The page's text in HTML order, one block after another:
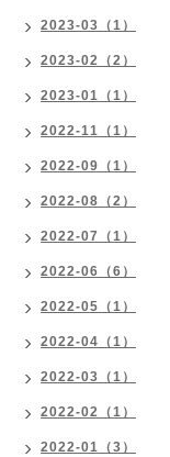
2023-03（1）
2023-02（2）
2023-01（1）
2022-11（1）
2022-09（1）
2022-08（2）
2022-07（1）
2022-06（6）
2022-05（1）
2022-04（1）
2022-03（1）
2022-02（1）
2022-01（3）